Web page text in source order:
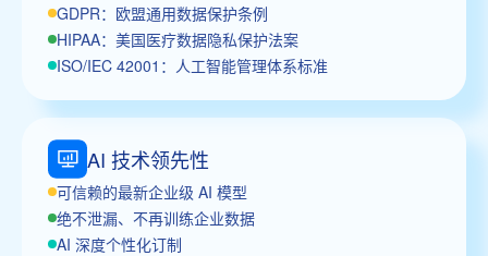
GDPR：欧盟通用数据保护条例
HIPAA：美国医疗数据隐私保护法案
ISO/IEC 42001：人工智能管理体系标准
AI 技术领先性
可信赖的最新企业级 AI 模型
绝不泄漏、不再训练企业数据
AI 深度个性化订制